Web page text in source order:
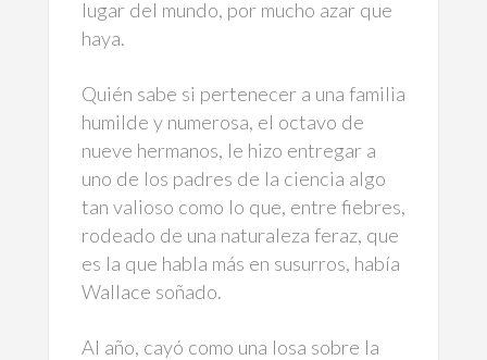
lugar del mundo, por mucho azar que
haya.
Quién sabe si pertenecer a una familia
humilde y numerosa, el octavo de
nueve hermanos, le hizo entregar a
uno de los padres de la ciencia algo
tan valioso como lo que, entre fiebres,
rodeado de una naturaleza feraz, que
es la que habla más en susurros, había
Wallace soñado.
Al año, cayó como una losa sobre la